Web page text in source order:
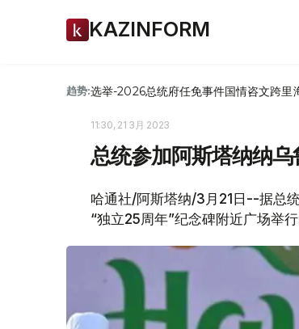
KAZINFORM
趋势:选举-2026总统府任免事件国情咨文跨里
11:30, 21 3月 2023
总统参加阿斯塔纳纳
哈通社/阿斯塔纳/3月21日--据总
“独立25周年”纪念碑附近广场举